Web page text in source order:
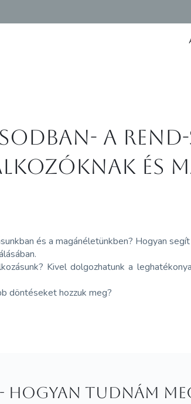
A Rend-
és
és a magánéletünkben? Hogyan
Kivel dolgozhatunk a
döntéseket hozzuk meg?
Hogyan tudnám